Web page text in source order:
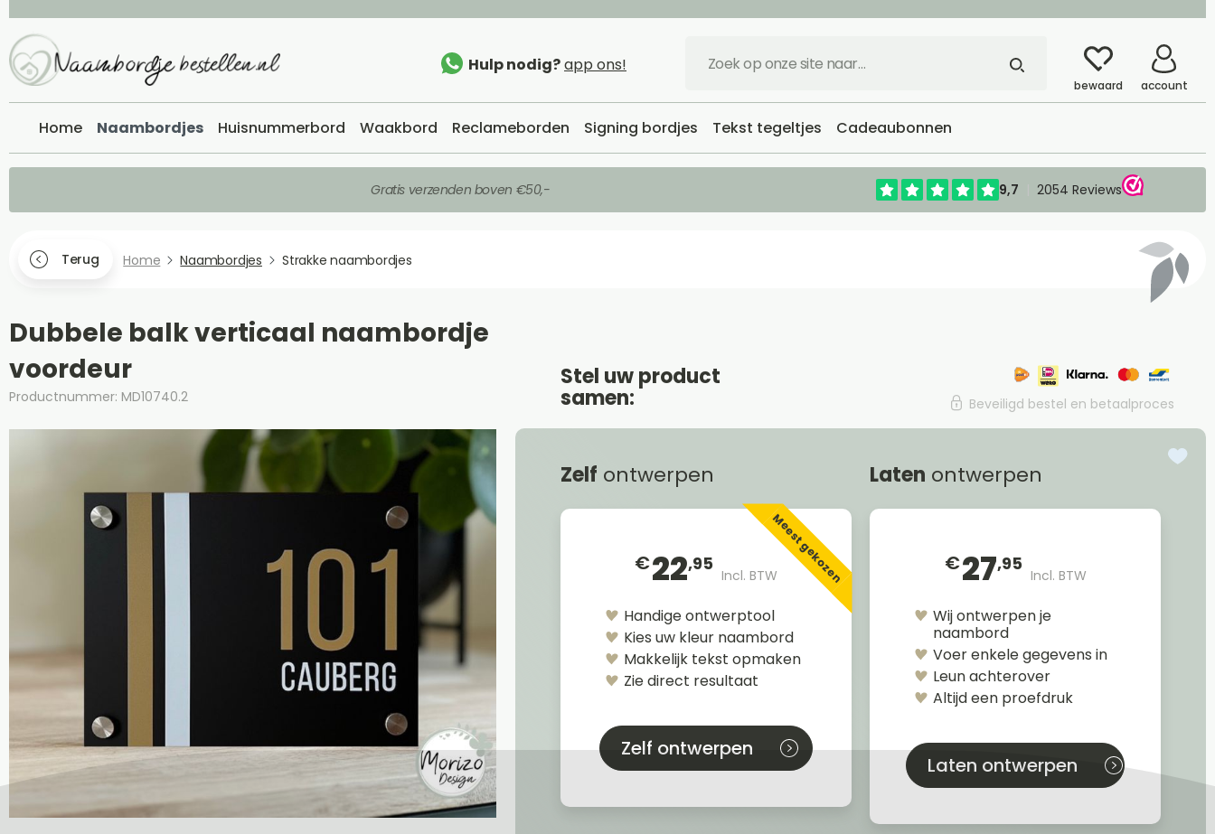
Hulp nodig?app ons!
bewaard account
Home Naambordjes Huisnummerbord Waakbord Reclameborden Signing bordjes Tekst tegeltjes Cadeaubonnen
Gratis verzenden boven €50,-
Terug Home Naambordjes Strakke naambordjes
Dubbele balk verticaal naambordje
voordeur
Productnummer: MD10740.2
Stel uw product
samen: Beveiligd bestel en betaalproces
Zelf ontwerpen
€22,95
Incl. BTWMeest gekozen
Handige ontwerptool
Kies uw kleur naambord
Makkelijk tekst opmaken
Zie direct resultaat
Zelf ontwerpen
Laten ontwerpen
€27,95
Incl. BTW
Wij ontwerpen je
naambord
Voer enkele gegevens in
Leun achterover
Altijd een proefdruk
Laten ontwerpen